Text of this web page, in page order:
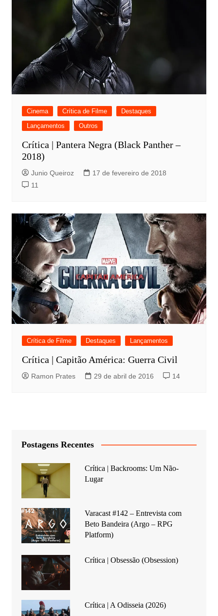
Cinema Crítica de Filme
Destaques
Lançamentos
Outros
Crítica | Pantera Negra (Black Panther –
2018)
Junio Queiroz
17 de fevereiro de 2018
11
Crítica de Filme Destaques Lançamentos
Crítica | Capitão América: Guerra Civil
Ramon Prates 29 de abril de 2016 14
Postagens Recentes
Crítica | Backrooms: Um Não-
Lugar
Varacast #142 – Entrevista com
Beto Bandeira (Argo – RPG
Platform)
Crítica | Obsessão (Obsession)
Crítica | A Odisseia (2026)